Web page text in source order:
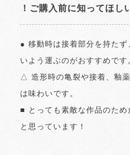
！ご購入前に知ってほし
● 移動時は接着部分を持た
いよう運ぶのがおすすめです
△ 造形時の亀裂や接着、釉
は味わいです。
■ とっても素敵な作品のた
と思っています！